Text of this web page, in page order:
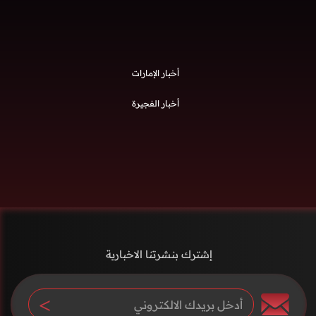
أخبار الإمارات
أخبار الفجيرة
إشترك بنشرتنا الاخبارية